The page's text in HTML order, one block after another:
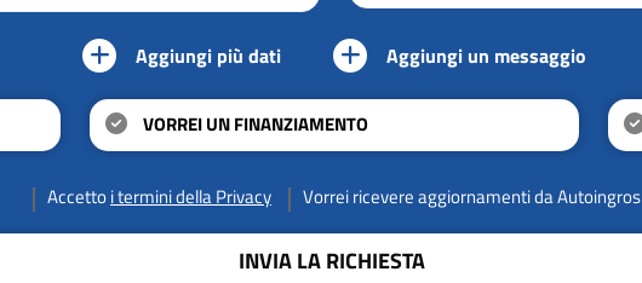
Aggiungi più dati Aggiungi un messaggio
VORREI UN FINANZIAMENTO
Accettoi termini della Privacy Vorrei ricevere aggiornamenti da Autoingros
INVIA LA RICHIESTA